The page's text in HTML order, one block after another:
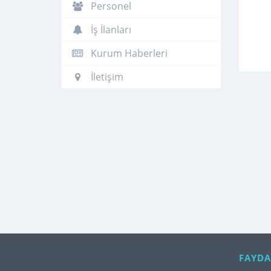
Personel
İş İlanları
Kurum Haberleri
İletişim